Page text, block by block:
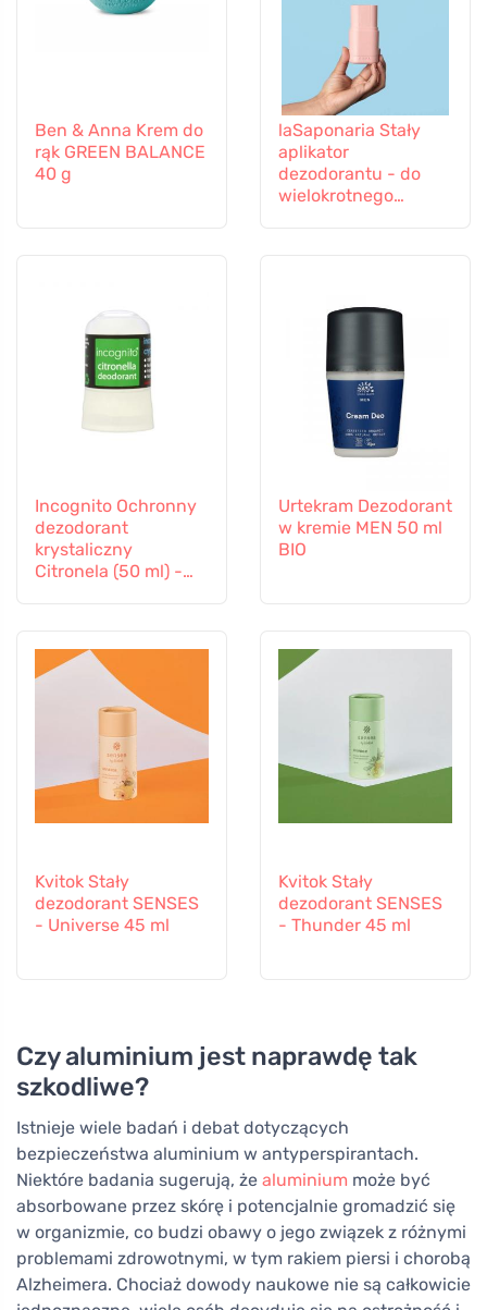
Ben & Anna Krem do
rąk GREEN BALANCE
40 g
laSaponaria Stały
aplikator
dezodorantu - do
wielokrotnego
Incognito Ochronny
dezodorant
krystaliczny
Citronela (50 ml) -
Urtekram Dezodorant
w kremie MEN 50 ml
BIO
Kvitok Stały
dezodorant SENSES
- Universe 45 ml
Kvitok Stały
dezodorant SENSES
- Thunder 45 ml
Czy aluminium jest naprawdę tak
szkodliwe?
Istnieje wiele badań i debat dotyczących
bezpieczeństwa aluminium w antyperspirantach.
Niektóre badania sugerują, że aluminium może być
absorbowane przez skórę i potencjalnie gromadzić się
w organizmie, co budzi obawy o jego związek z różnymi
problemami zdrowotnymi, w tym rakiem piersi i chorobą
Alzheimera. Chociaż dowody naukowe nie są całkowicie